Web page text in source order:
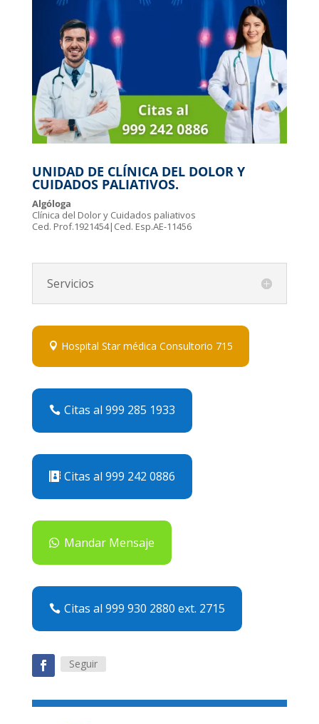
UNIDAD DE CLÍNICA DEL DOLOR Y
CUIDADOS PALIATIVOS.
Algóloga
Clínica del Dolor y Cuidados paliativos
Ced. Prof.1921454|Ced. Esp.AE-11456
Servicios
Hospital Star médica Consultorio 715
Citas al 999 285 1933
Citas al 999 242 0886
Mandar Mensaje
Citas al 999 930 2880 ext. 2715
Seguir